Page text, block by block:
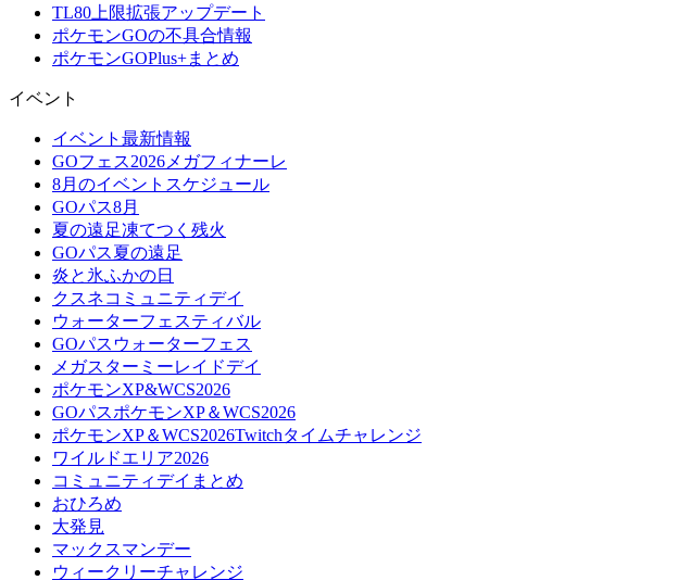
TL80上限拡張アップデート
ポケモンGOの不具合情報
ポケモンGOPlus+まとめ
イベント
イベント最新情報
GOフェス2026メガフィナーレ
8月のイベントスケジュール
GOパス8月
夏の遠足凍てつく残火
GOパス夏の遠足
炎と氷ふかの日
クスネコミュニティデイ
ウォーターフェスティバル
GOパスウォーターフェス
メガスターミーレイドデイ
ポケモンXP&WCS2026
GOパスポケモンXP＆WCS2026
ポケモンXP＆WCS2026Twitchタイムチャレンジ
ワイルドエリア2026
コミュニティデイまとめ
おひろめ
大発見
マックスマンデー
ウィークリーチャレンジ